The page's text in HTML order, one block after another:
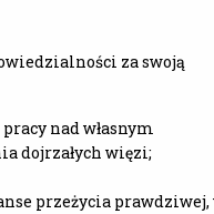
za swoją
nad własnym
dojrzałych więzi;
przeżycia